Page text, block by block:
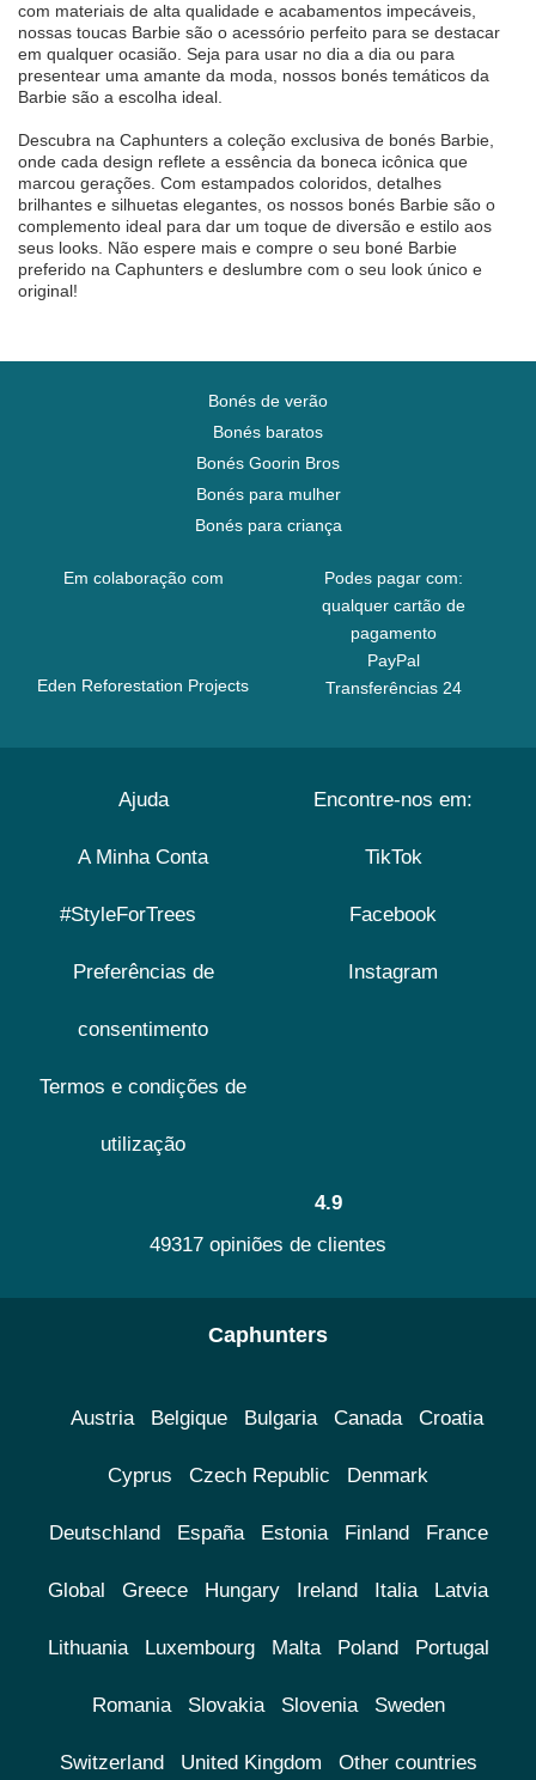
com materiais de alta qualidade e acabamentos impecáveis,
nossas toucas Barbie são o acessório perfeito para se destacar
em qualquer ocasião. Seja para usar no dia a dia ou para
presentear uma amante da moda, nossos bonés temáticos da
Barbie são a escolha ideal.
Descubra na Caphunters a coleção exclusiva de bonés Barbie,
onde cada design reflete a essência da boneca icônica que
marcou gerações. Com estampados coloridos, detalhes
brilhantes e silhuetas elegantes, os nossos bonés Barbie são o
complemento ideal para dar um toque de diversão e estilo aos
seus looks. Não espere mais e compre o seu boné Barbie
preferido na Caphunters e deslumbre com o seu look único e
original!
Bonés de verão
Bonés baratos
Bonés Goorin Bros
Bonés para mulher
Bonés para criança
Em colaboração com
Eden Reforestation Projects
Podes pagar com:
qualquer cartão de
pagamento
PayPal
Transferências 24
Ajuda
A Minha Conta
#StyleForTrees
Preferências de
consentimento
Termos e condições de
utilização
Encontre-nos em:
TikTok
Facebook
Instagram
4.9
49317 opiniões de clientes
Caphunters
Austria Belgique Bulgaria Canada Croatia
Cyprus Czech Republic Denmark
Deutschland España Estonia Finland France
Global Greece Hungary Ireland Italia Latvia
Lithuania Luxembourg Malta Poland Portugal
Romania Slovakia Slovenia Sweden
Switzerland United Kingdom Other countries